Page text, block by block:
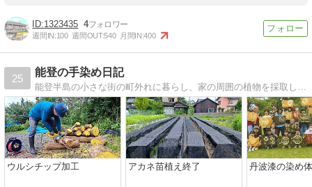
1323435 4
週間IN:100 週間OUT:540 月間IN:400
25
能登の手染め日記
ウルシチップ加工 アカネ苗植え終了 丹波漆の染め